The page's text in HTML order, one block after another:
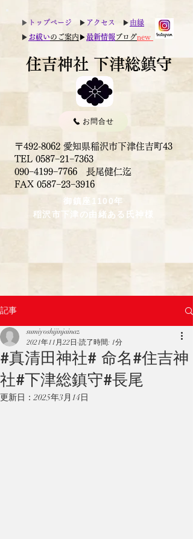
▶︎ トップページ ▶︎ アクセス ▶︎ 由縁
▶︎ お祓いのご案内 ▶︎最新情報ブログnew
住吉神社 下津総鎮守
〒492-8062 愛知県稲沢市下津住吉町43
TEL 0587−21−7363
090−4199−7766 長尾健仁迄
​FAX 0587−23−3916
お問合せ
御鎮座1100年
稲沢市下津の由緒ある氏神様
記事
#真清田神社# 命名#住吉神
社#下津総鎮守#長尾
sumiyoshijinjainaz
2021年11月22日 読了時間: 1分
更新日：2025年3月14日